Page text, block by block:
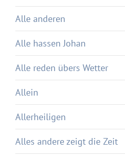
Alle anderen
Alle hassen Johan
Alle reden übers Wetter
Allein
Allerheiligen
Alles andere zeigt die Zeit